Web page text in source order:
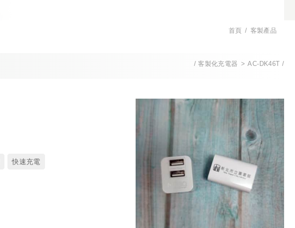
首頁 客製產品
客製化充電器 AC-DK46T
快速充電